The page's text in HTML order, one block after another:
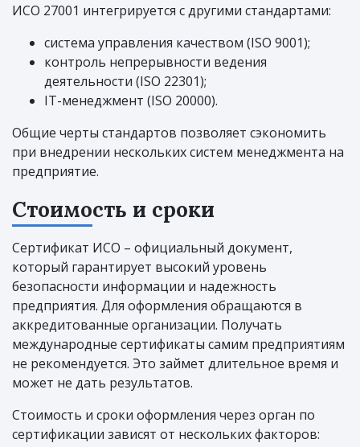
ИСО 27001 интегрируется с другими стандартами:
система управления качеством (ISO 9001);
контроль непрерывности ведения
деятельности (ISO 22301);
IT-менеджмент (ISO 20000).
Общие черты стандартов позволяет сэкономить
при внедрении нескольких систем менеджмента на
предприятие.
Стоимость и сроки
Сертификат ИСО – официальный документ,
который гарантирует высокий уровень
безопасности информации и надежность
предприятия. Для оформления обращаются в
аккредитованные организации. Получать
международные сертификаты самим предприятиям
не рекомендуется. Это займет длительное время и
может не дать результатов.
Стоимость и сроки оформления через орган по
сертификации зависят от нескольких факторов: